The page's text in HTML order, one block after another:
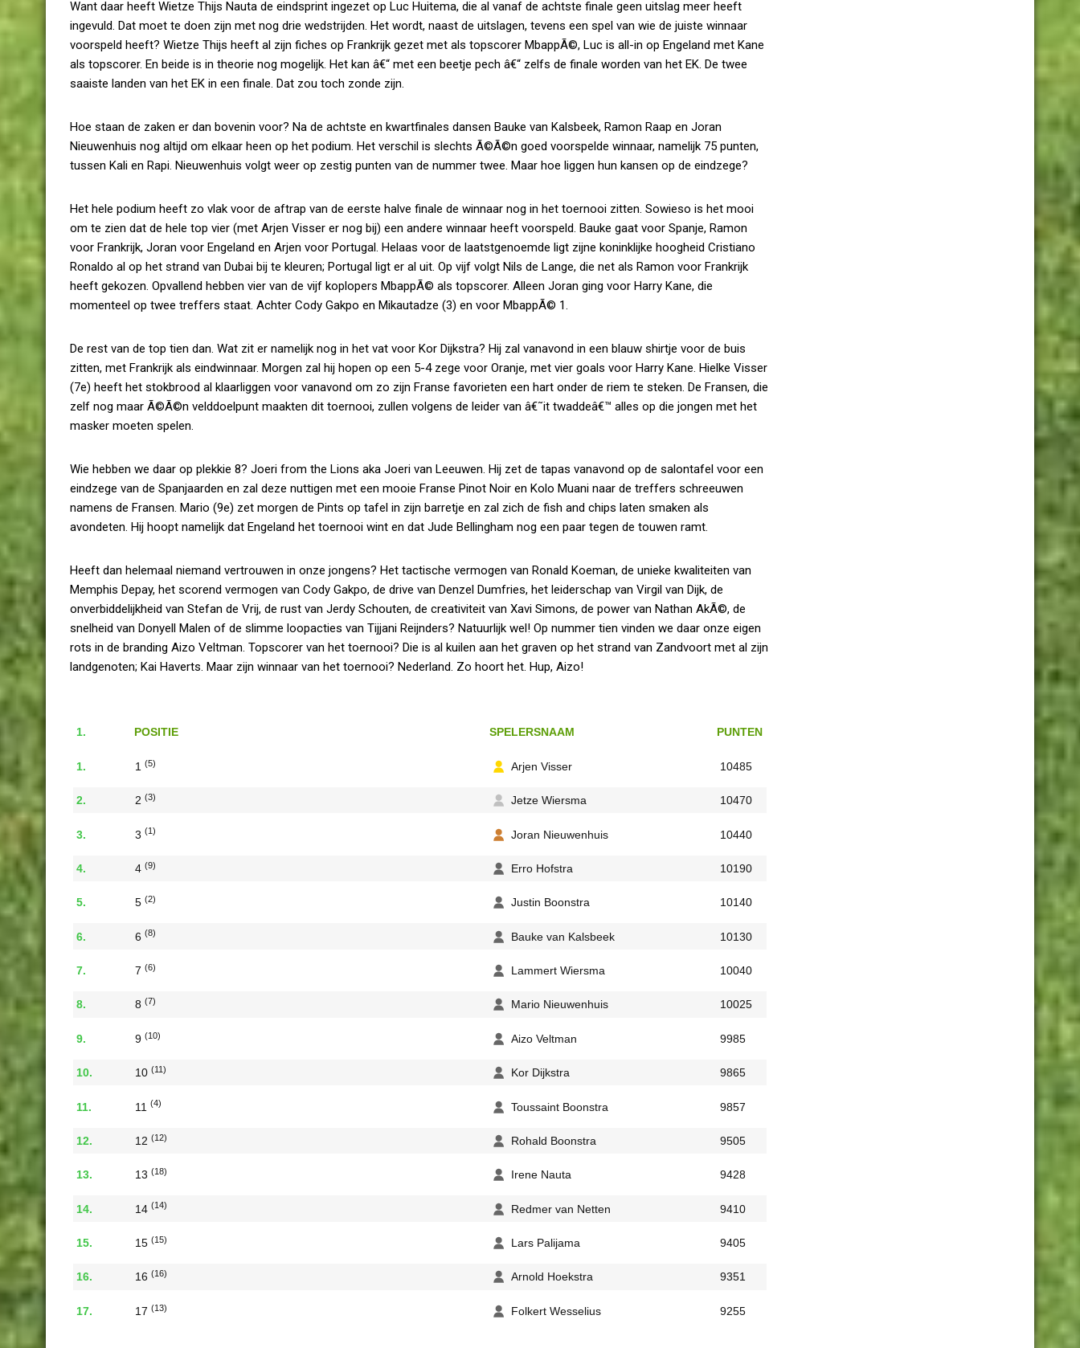
Want daar heeft Wietze Thijs Nauta de eindsprint ingezet op Luc Huitema, die al vanaf de achtste finale geen uitslag meer heeft
ingevuld. Dat moet te doen zijn met nog drie wedstrijden. Het wordt, naast de uitslagen, tevens een spel van wie de juiste winnaar
voorspeld heeft? Wietze Thijs heeft al zijn fiches op Frankrijk gezet met als topscorer MbappÃ©, Luc is all-in op Engeland met Kane
als topscorer. En beide is in theorie nog mogelijk. Het kan â€“ met een beetje pech â€“ zelfs de finale worden van het EK. De twee
saaiste landen van het EK in een finale. Dat zou toch zonde zijn.
Hoe staan de zaken er dan bovenin voor? Na de achtste en kwartfinales dansen Bauke van Kalsbeek, Ramon Raap en Joran
Nieuwenhuis nog altijd om elkaar heen op het podium. Het verschil is slechts Ã©Ã©n goed voorspelde winnaar, namelijk 75 punten,
tussen Kali en Rapi. Nieuwenhuis volgt weer op zestig punten van de nummer twee. Maar hoe liggen hun kansen op de eindzege?
Het hele podium heeft zo vlak voor de aftrap van de eerste halve finale de winnaar nog in het toernooi zitten. Sowieso is het mooi
om te zien dat de hele top vier (met Arjen Visser er nog bij) een andere winnaar heeft voorspeld. Bauke gaat voor Spanje, Ramon
voor Frankrijk, Joran voor Engeland en Arjen voor Portugal. Helaas voor de laatstgenoemde ligt zijne koninklijke hoogheid Cristiano
Ronaldo al op het strand van Dubai bij te kleuren; Portugal ligt er al uit. Op vijf volgt Nils de Lange, die net als Ramon voor Frankrijk
heeft gekozen. Opvallend hebben vier van de vijf koplopers MbappÃ© als topscorer. Alleen Joran ging voor Harry Kane, die
momenteel op twee treffers staat. Achter Cody Gakpo en Mikautadze (3) en voor MbappÃ© 1.
De rest van de top tien dan. Wat zit er namelijk nog in het vat voor Kor Dijkstra? Hij zal vanavond in een blauw shirtje voor de buis
zitten, met Frankrijk als eindwinnaar. Morgen zal hij hopen op een 5-4 zege voor Oranje, met vier goals voor Harry Kane. Hielke Visser
(7e) heeft het stokbrood al klaarliggen voor vanavond om zo zijn Franse favorieten een hart onder de riem te steken. De Fransen, die
zelf nog maar Ã©Ã©n velddoelpunt maakten dit toernooi, zullen volgens de leider van â€˜it twaddeâ€™ alles op die jongen met het
masker moeten spelen.
Wie hebben we daar op plekkie 8? Joeri from the Lions aka Joeri van Leeuwen. Hij zet de tapas vanavond op de salontafel voor een
eindzege van de Spanjaarden en zal deze nuttigen met een mooie Franse Pinot Noir en Kolo Muani naar de treffers schreeuwen
namens de Fransen. Mario (9e) zet morgen de Pints op tafel in zijn barretje en zal zich de fish and chips laten smaken als
avondeten. Hij hoopt namelijk dat Engeland het toernooi wint en dat Jude Bellingham nog een paar tegen de touwen ramt.
Heeft dan helemaal niemand vertrouwen in onze jongens? Het tactische vermogen van Ronald Koeman, de unieke kwaliteiten van
Memphis Depay, het scorend vermogen van Cody Gakpo, de drive van Denzel Dumfries, het leiderschap van Virgil van Dijk, de
onverbiddelijkheid van Stefan de Vrij, de rust van Jerdy Schouten, de creativiteit van Xavi Simons, de power van Nathan AkÃ©, de
snelheid van Donyell Malen of de slimme loopacties van Tijjani Reijnders? Natuurlijk wel! Op nummer tien vinden we daar onze eigen
rots in de branding Aizo Veltman. Topscorer van het toernooi? Die is al kuilen aan het graven op het strand van Zandvoort met al zijn
landgenoten; Kai Haverts. Maar zijn winnaar van het toernooi? Nederland. Zo hoort het. Hup, Aizo!
POSITIE SPELERSNAAM PUNTEN
1 (5) Arjen Visser 10485
2 (3) Jetze Wiersma 10470
3 (1) Joran Nieuwenhuis 10440
4 (9) Erro Hofstra 10190
5 (2) Justin Boonstra 10140
6 (8) Bauke van Kalsbeek 10130
7 (6) Lammert Wiersma 10040
8 (7) Mario Nieuwenhuis 10025
9 (10) Aizo Veltman 9985
10 (11) Kor Dijkstra 9865
11 (4) Toussaint Boonstra 9857
12 (12) Rohald Boonstra 9505
13 (18) Irene Nauta 9428
14 (14) Redmer van Netten 9410
15 (15) Lars Palijama 9405
16 (16) Arnold Hoekstra 9351
17 (13) Folkert Wesselius 9255